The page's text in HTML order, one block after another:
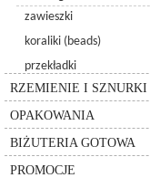
zawieszki
6049
koraliki (beads)
5005 - kulka chessboard
8558-lighting collection
przekładki
RZEMIENIE I SZNURKI
rzemień
silikon
sznurki
OPAKOWANIA
inne
pudełka
torebki
BIŻUTERIA GOTOWA
łańcuszki
inne
bransolety
zestawy
PROMOCJE